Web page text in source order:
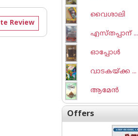
Review
വൈശാലി
എസ്തപ്പാന് ...
ഓപ്പോള്‍
വാടകയ്‌ക്ക ...
ആമേന്‍
Offers